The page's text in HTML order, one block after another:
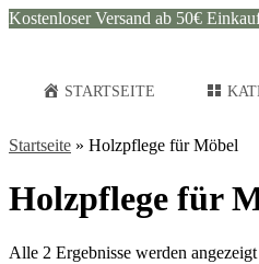
Kostenloser Versand ab 50€
STARTSEITE
Startseite » Holzpflege für Möbel
Holzpflege für
Alle 2 Ergebnisse werden angezeigt